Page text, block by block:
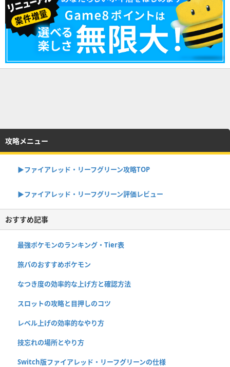
攻略メニュー
▶︎ファイアレッド・リーフグリーン攻略TOP
▶︎ファイアレッド・リーフグリーン評価レビュー
おすすめ記事
最強ポケモンのランキング・Tier表
旅パのおすすめポケモン
なつき度の効率的な上げ方と確認方法
スロットの攻略と目押しのコツ
レベル上げの効率的なやり方
技忘れの場所とやり方
Switch版ファイアレッド・リーフグリーンの仕様